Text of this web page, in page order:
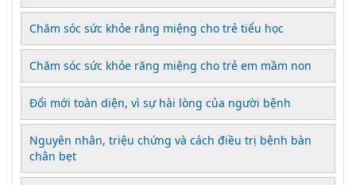
Chăm sóc sức khỏe răng miệng cho trẻ tiểu học
Chăm sóc sức khỏe răng miệng cho trẻ em mầm non
Đổi mới toàn diện, vì sự hài lòng của người bệnh
Nguyên nhân, triệu chứng và cách điều trị bệnh bàn
chân bẹt